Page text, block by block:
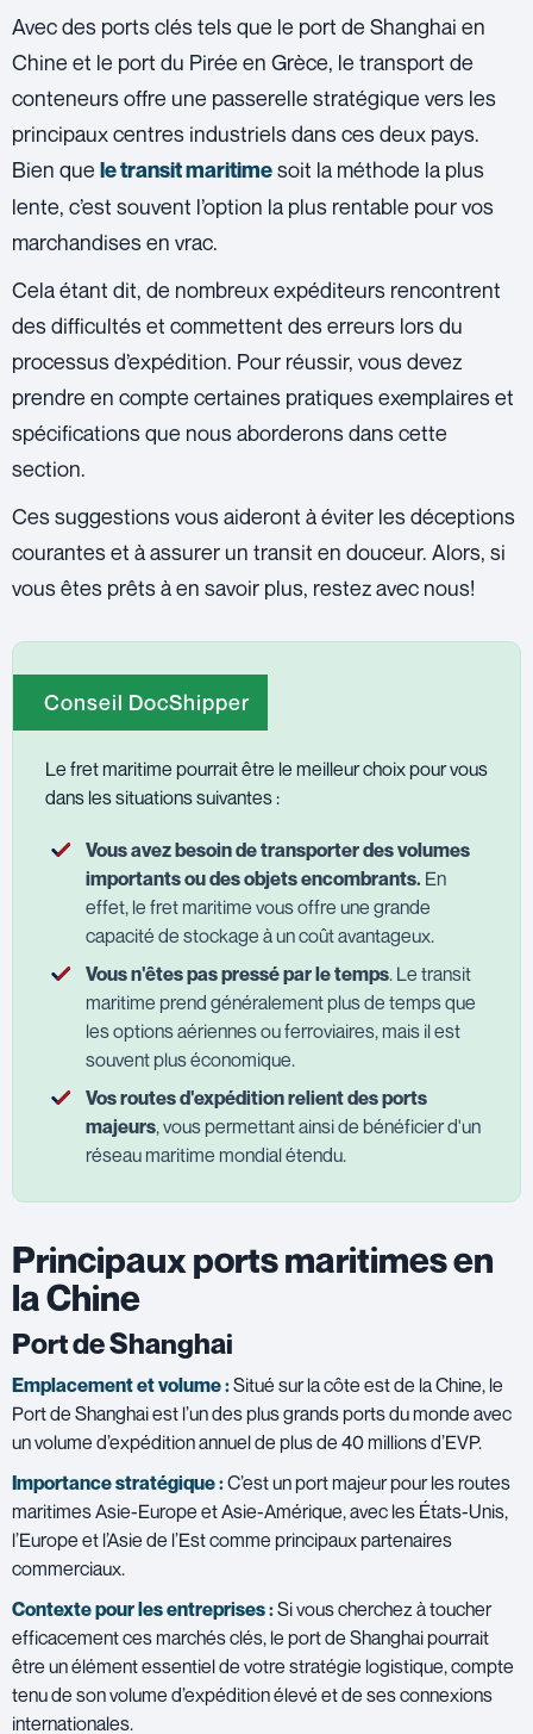
Avec des ports clés tels que le port de Shanghai en
Chine et le port du Pirée en Grèce, le transport de
conteneurs offre une passerelle stratégique vers les
principaux centres industriels dans ces deux pays.
Bien que le transit maritimesoit la méthode la plus
lente, c’est souvent l’option la plus rentable pour vos
marchandises en vrac.
Cela étant dit, de nombreux expéditeurs rencontrent
des difficultés et commettent des erreurs lors du
processus d’expédition. Pour réussir, vous devez
prendre en compte certaines pratiques exemplaires et
spécifications que nous aborderons dans cette
section.
Ces suggestions vous aideront à éviter les déceptions
courantes et à assurer un transit en douceur. Alors, si
vous êtes prêts à en savoir plus, restez avec nous!
Conseil DocShipper
Le fret maritime pourrait être le meilleur choix pour vous
dans les situations suivantes :
Vous avez besoin de transporter des volumes
importants ou des objets encombrants. En
effet, le fret maritime vous offre une grande
capacité de stockage à un coût avantageux.
Vous n'êtes pas pressé par le temps. Le transit
maritime prend généralement plus de temps que
les options aériennes ou ferroviaires, mais il est
souvent plus économique.
Vos routes d'expédition relient des ports
majeurs, vous permettant ainsi de bénéficier d'un
réseau maritime mondial étendu.
Principaux ports maritimes en
la Chine
Port de Shanghai
Emplacement et volume :Situé sur la côte est de la Chine, le
Port de Shanghai est l’un des plus grands ports du monde avec
un volume d’expédition annuel de plus de 40 millions d’EVP.
Importance stratégique :C’est un port majeur pour les routes
maritimes Asie-Europe et Asie-Amérique, avec les États-Unis,
l’Europe et l’Asie de l’Est comme principaux partenaires
commerciaux.
Contexte pour les entreprises :Si vous cherchez à toucher
efficacement ces marchés clés, le port de Shanghai pourrait
être un élément essentiel de votre stratégie logistique, compte
tenu de son volume d’expédition élevé et de ses connexions
internationales.